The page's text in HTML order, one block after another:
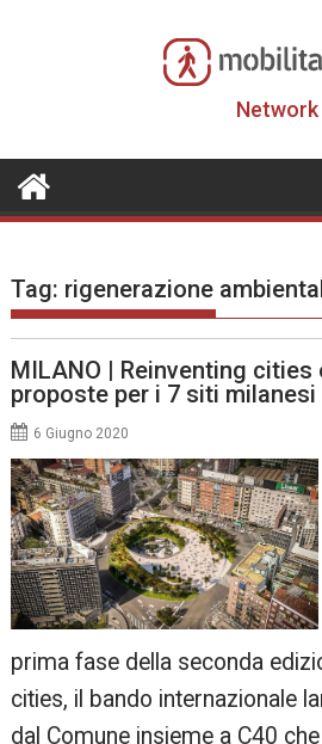
Network
Tag: rigenerazione
MILANO | Reinventing cities
proposte per i 7 siti milanesi
6 Giugno 2020
prima fase della seconda
cities, il bando internazionale
dal Comune insieme a C40